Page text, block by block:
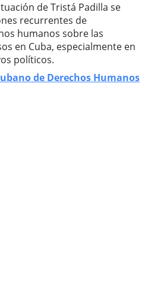
de Tristá Padilla se
recurrentes de
humanos sobre las
en Cuba, especialmente en
políticos.
de Derechos Humanos